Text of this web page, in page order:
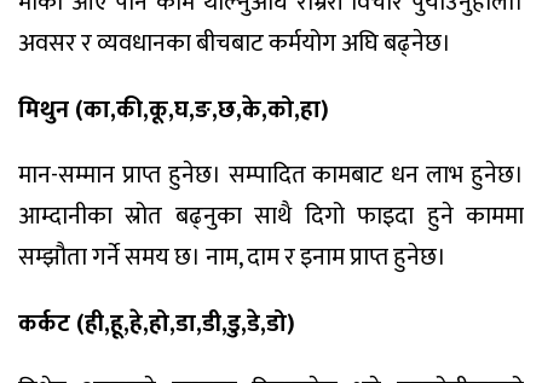
अवसर र व्यवधानका बीचबाट कर्मयोग अघि बढ्नेछ।
मिथुन (का,की,कू,घ,ङ,छ,के,को,हा)
मान-सम्मान प्राप्त हुनेछ। सम्पादित कामबाट धन लाभ हुनेछ।
आम्दानीका स्रोत बढ्नुका साथै दिगो फाइदा हुने काममा
सम्झौता गर्ने समय छ। नाम, दाम र इनाम प्राप्त हुनेछ।
कर्कट (ही,हू,हे,हो,डा,डी,डु,डे,डो)